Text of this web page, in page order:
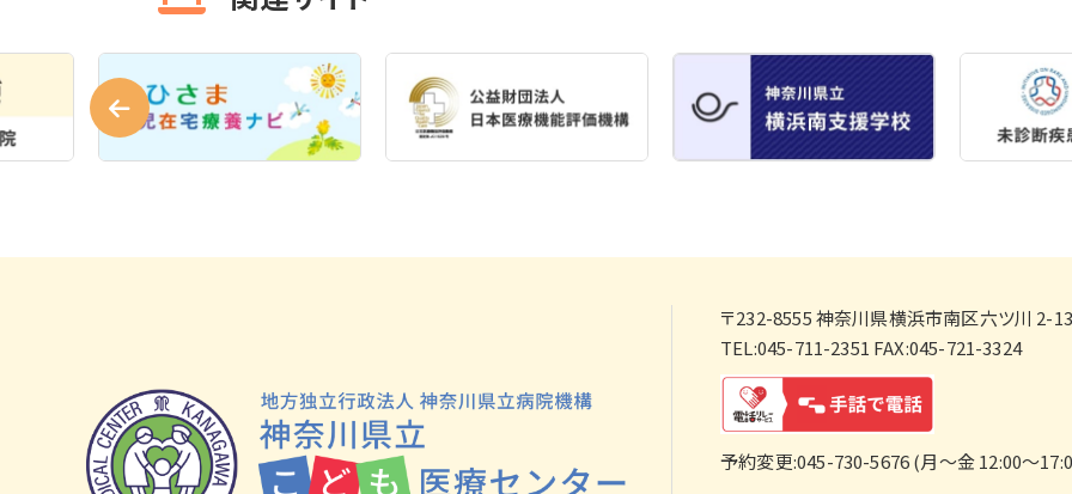
〒232-8555神奈川県横浜市南区六ツ川 2-
TEL:045-711-2351 FAX:045-721-3324
予約変更:045-730-5676 (月～金 12:00～